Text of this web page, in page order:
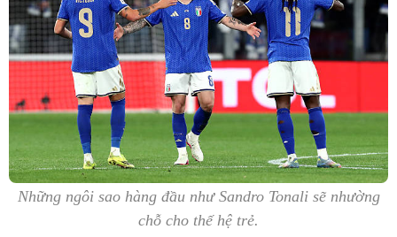
Những ngôi sao hàng đầu như Sandro Tonali sẽ nhường
chỗ cho thế hệ trẻ.